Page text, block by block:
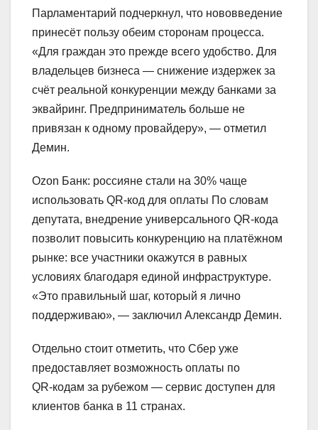
Парламентарий подчеркнул, что нововведение
принесёт пользу обеим сторонам процесса.
«Для граждан это прежде всего удобство. Для
владельцев бизнеса — снижение издержек за
счёт реальной конкуренции между банками за
эквайринг. Предприниматель больше не
привязан к одному провайдеру», — отметил
Демин.
Ozon Банк: россияне стали на 30% чаще
использовать QR-код для оплаты По словам
депутата, внедрение универсального QR‑кода
позволит повысить конкуренцию на платёжном
рынке: все участники окажутся в равных
условиях благодаря единой инфраструктуре.
«Это правильный шаг, который я лично
поддерживаю», — заключил Александр Демин.
Отдельно стоит отметить, что Сбер уже
предоставляет возможность оплаты по
QR‑кодам за рубежом — сервис доступен для
клиентов банка в 11 странах.